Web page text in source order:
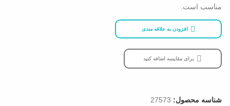
مناسب است.
افزودن به علاقه مندی
برای مقایسه اضافه کنید
شناسه محصول: 27573